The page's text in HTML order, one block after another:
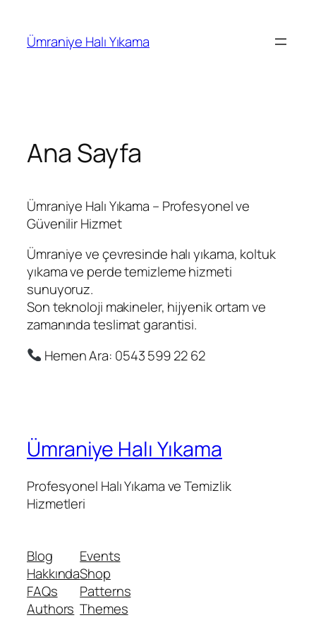
Ümraniye Halı Yıkama
Ana Sayfa
Ümraniye Halı Yıkama – Profesyonel ve
Güvenilir Hizmet
Ümraniye ve çevresinde halı yıkama, koltuk
yıkama ve perde temizleme hizmeti
sunuyoruz.
Son teknoloji makineler, hijyenik ortam ve
zamanında teslimat garantisi.
Hemen Ara: 0543 599 22 62
Ümraniye Halı Yıkama
Profesyonel Halı Yıkama ve Temizlik
Hizmetleri
Blog
Hakkında
FAQs
Authors
Events
Shop
Patterns
Themes